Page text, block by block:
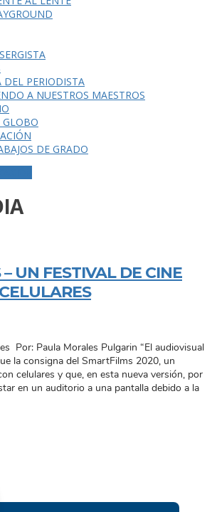
DEL PERIODISTA
A NUESTROS MAESTROS
GLOBO
DE GRADO
UN FESTIVAL DE CINE
Por: Paula Morales Pulgarin “El audiovisual
la consigna del SmartFilms 2020, un
celulares y que, en esta nueva versión, por
en un auditorio a una pantalla debido a la